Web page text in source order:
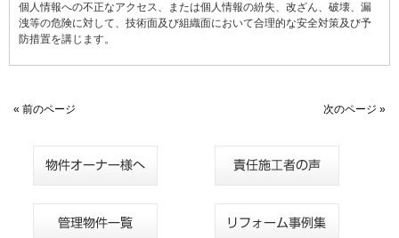
個人情報への不正なアクセス、または個人情報の紛失、改ざん、破壊、漏
洩等の危険に対して、技術面及び組織面において合理的な安全対策及び予
防措置を講じます。
« 前のページ 次のページ »